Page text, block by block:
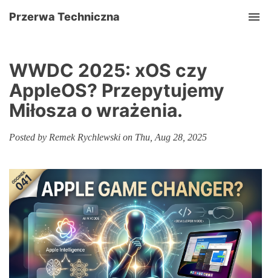
Przerwa Techniczna
WWDC 2025: xOS czy
AppleOS? Przepytujemy
Miłosza o wrażenia.
Posted by Remek Rychlewski on Thu, Aug 28, 2025